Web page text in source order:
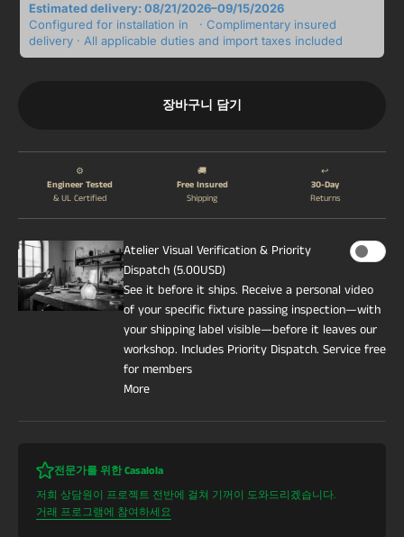
Estimated delivery: 08/21/2026–09/15/2026
Configured for installation in
· Complimentary insured
delivery · All applicable duties and import taxes included
장바구니 담기
⚙️
Engineer Tested
& UL Certified
🚚
Free Insured
Shipping
↩️
30-Day
Returns
Atelier Visual Verification & Priority
Dispatch (5.00USD)
See it before it ships. Receive a personal video
of your specific fixture passing inspection—with
your shipping label visible—before it leaves our
workshop. Includes Priority Dispatch. Service free
for members
More
전문가를 위한 Casalola
저희 상담원이 프로젝트 전반에 걸쳐 기꺼이 도와드리겠습니다.
거래 프로그램에 참여하세요